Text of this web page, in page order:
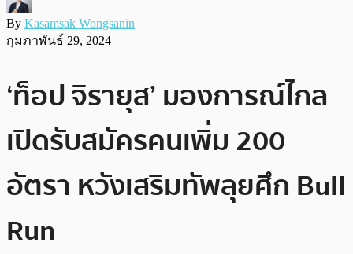
By Kasamsak Wongsanin
กุมภาพันธ์ 29, 2024
‘ท็อป จิรายุส’ มองการณ์ไกล
เปิดรับสมัครคนเพิ่ม 200
อัตรา หวังเสริมทัพลุยศึก Bull
Run